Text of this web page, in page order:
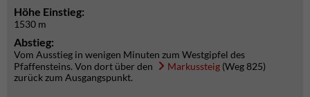
Höhe Einstieg:
1530 m
Abstieg:
Vom Ausstieg in wenigen Minuten zum Westgipfel des
Pfaffensteins. Von dort über den
Markussteig (Weg 825)
zurück zum Ausgangspunkt.